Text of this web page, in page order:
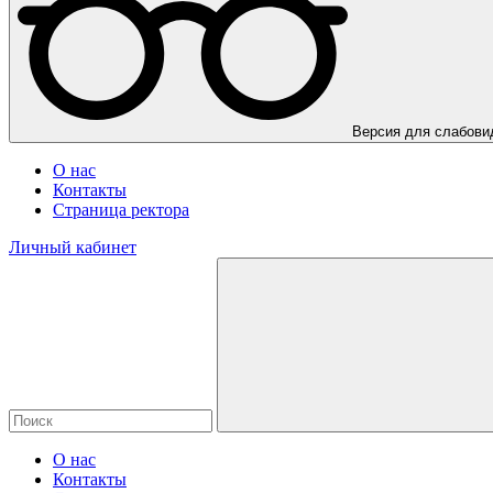
Версия для
О нас
Контакты
Страница ректора
Личный кабинет
О нас
Контакты